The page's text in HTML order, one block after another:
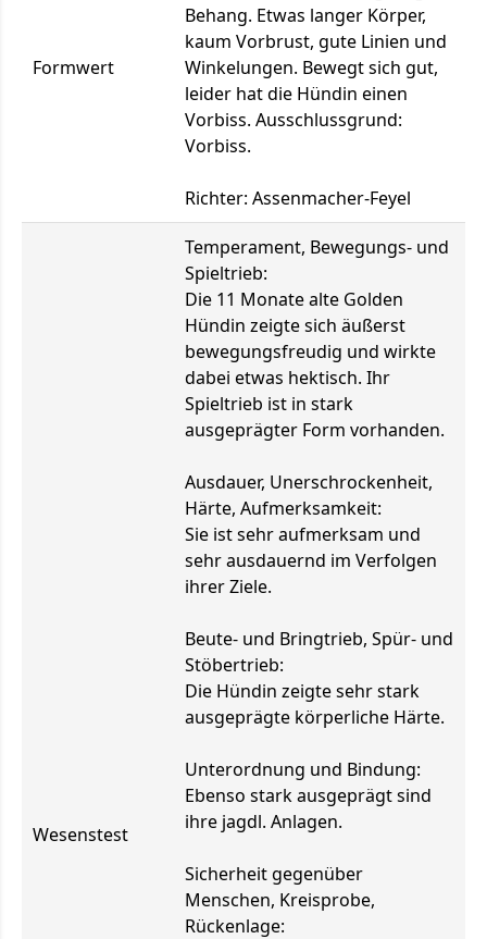
Formwert
Behang. Etwas langer Körper,
kaum Vorbrust, gute Linien und
Winkelungen. Bewegt sich gut,
leider hat die Hündin einen
Vorbiss. Ausschlussgrund:
Vorbiss.
Richter: Assenmacher-Feyel
Wesenstest
Temperament, Bewegungs- und
Spieltrieb:
Die 11 Monate alte Golden
Hündin zeigte sich äußerst
bewegungsfreudig und wirkte
dabei etwas hektisch. Ihr
Spieltrieb ist in stark
ausgeprägter Form vorhanden.
Ausdauer, Unerschrockenheit,
Härte, Aufmerksamkeit:
Sie ist sehr aufmerksam und
sehr ausdauernd im Verfolgen
ihrer Ziele.
Beute- und Bringtrieb, Spür- und
Stöbertrieb:
Die Hündin zeigte sehr stark
ausgeprägte körperliche Härte.
Unterordnung und Bindung:
Ebenso stark ausgeprägt sind
ihre jagdl. Anlagen.
Sicherheit gegenüber
Menschen, Kreisprobe,
Rückenlage: